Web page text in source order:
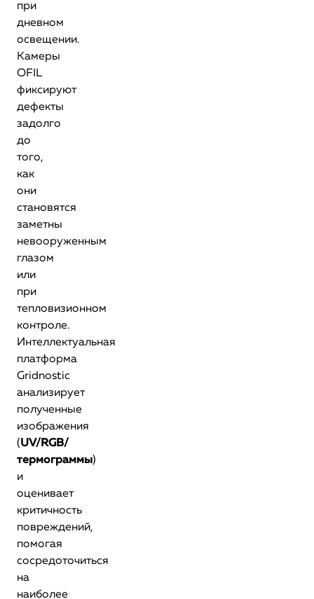
при
дневном
освещении.
Камеры
OFIL
фиксируют
дефекты
задолго
до
того,
как
они
становятся
заметны
невооруженным
глазом
или
при
тепловизионном
контроле.
Интеллектуальная
платформа
Gridnostic
анализирует
полученные
изображения
(UV/RGB/
термограммы)
и
оценивает
критичность
повреждений,
помогая
сосредоточиться
на
наиболее